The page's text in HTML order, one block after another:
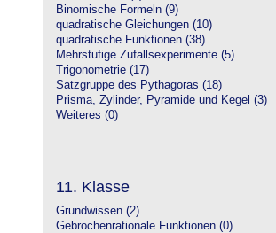
Binomische Formeln (9)
quadratische Gleichungen (10)
quadratische Funktionen (38)
Mehrstufige Zufallsexperimente (5)
Trigonometrie (17)
Satzgruppe des Pythagoras (18)
Prisma, Zylinder, Pyramide und Kegel (3)
Weiteres (0)
11. Klasse
Grundwissen (2)
Gebrochenrationale Funktionen (0)